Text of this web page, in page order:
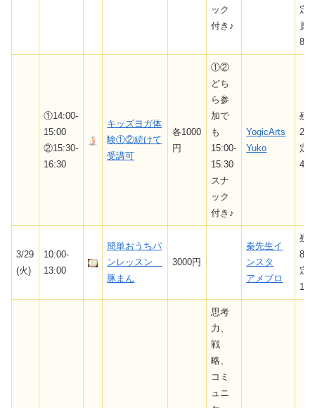
ック
付き♪
定
員
8
①14:00-
15:00
②15:30-
16:30
キッズヨガ体
験①②続けて
受講可
各1000
円
①②
どち
ら参
加で
も
15:00-
15:30
スナ
ック
付き♪
YogicArts
Yuko
残
2/
定
4
3/29
(火)
10:00-
13:00
簡単おうちパ
ンレッスン
豚まん
3000円
秦先生イ
ンスタ
アメブロ
残
8/
定
10
思考
力、
戦
略、
コミ
ュニ